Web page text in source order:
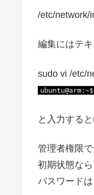
/etc/network/
編集にはテ
sudo vi /etc/
と入力する
管理者権限
初期状態なら
パスワード